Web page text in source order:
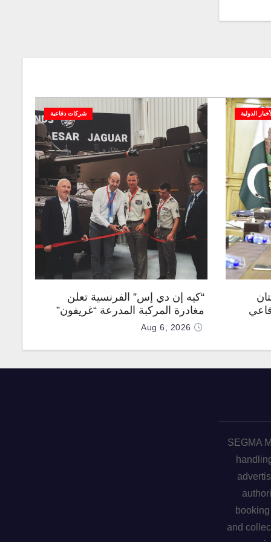
الدولية شركات دفاعية
“كيه إن دي إس” الفرنسية تعلن
مغادرة المركبة المدرعة “غريفون”
رقم 1000 لخط الإنتاجAug 6, 2026
SEGMA
and